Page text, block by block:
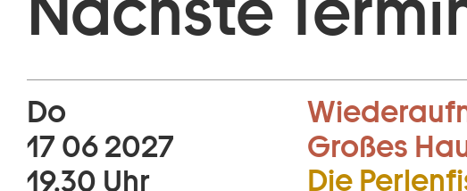
Do
17 06 2027
19.30 Uhr
Großes
Die